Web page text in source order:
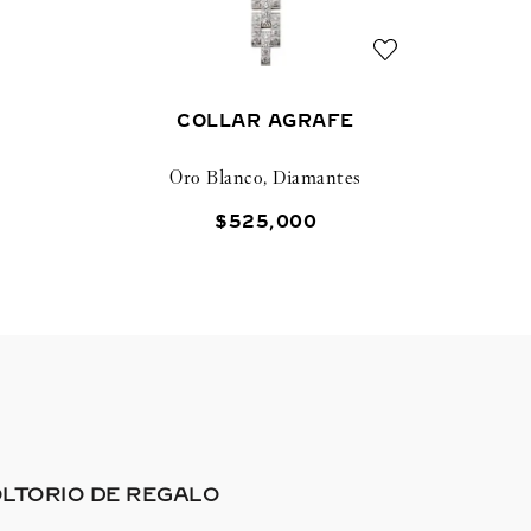
COLLAR AGRAFE
Oro Blanco, Diamantes
$525,000
DE REGALO